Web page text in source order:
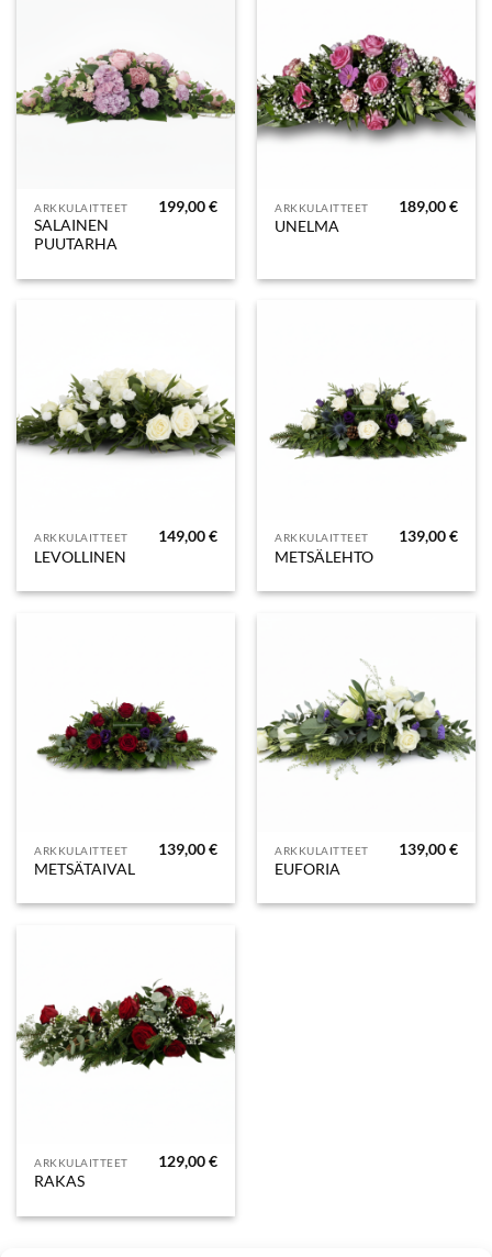
ARKKULAITTEET
SALAINEN
PUUTARHA
199,00€ ARKKULAITTEET
UNELMA
189,00€
ARKKULAITTEET
LEVOLLINEN
149,00€ ARKKULAITTEET
METSÄLEHTO
139,00€
ARKKULAITTEET
METSÄTAIVAL
139,00€ ARKKULAITTEET
EUFORIA
139,00€
ARKKULAITTEET
RAKAS
129,00€